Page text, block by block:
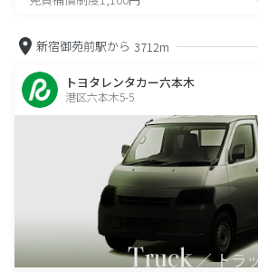
新宿御苑前駅から 3712m
トヨタレンタカー六本木
港区六本木5-5